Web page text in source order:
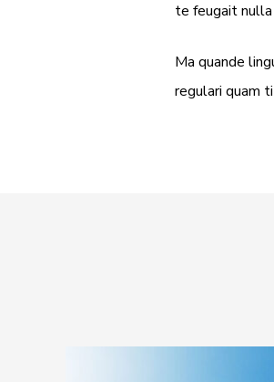
te feugait nulla
Ma quande
regulari quam